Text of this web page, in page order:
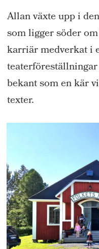
Allan växte upp i
som ligger söder
karriär medverkat i
bekant som en kär
texter.